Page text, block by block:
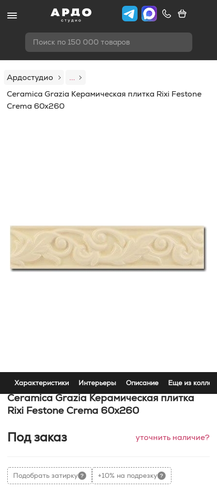
Поиск по 150 000 товаров
Ардостудио
...
Ceramica Grazia Керамическая плитка Rixi Festone
Crema 60x260
Характеристики Интерьеры Описание Еще из
Ceramica Grazia Керамическая плитка
Rixi Festone Crema 60x260
Под заказ уточнить наличие?
Подобрать затирку +10% на подрезку